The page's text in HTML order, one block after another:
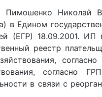
Пимошенко Николай
в Едином
(ЕГР) 18.09.2001. ИП
реестр
согласно
в связи с